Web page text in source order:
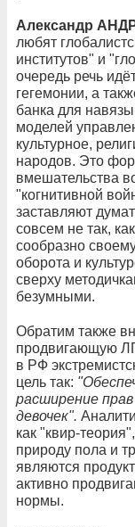
Александр
любят
институтов" и
очередь речь
гегемонии, а
банка для
моделей
культурное,
народов. Это
вмешательства
"когнитивной
заставляют
совсем не так,
сообразно
оборота и
сверху
безумными.
Обратим также
продвигающую
в РФ
цель так:
расширение
девочек".
как "квир-
природу пола и
являются
активно
нормы.